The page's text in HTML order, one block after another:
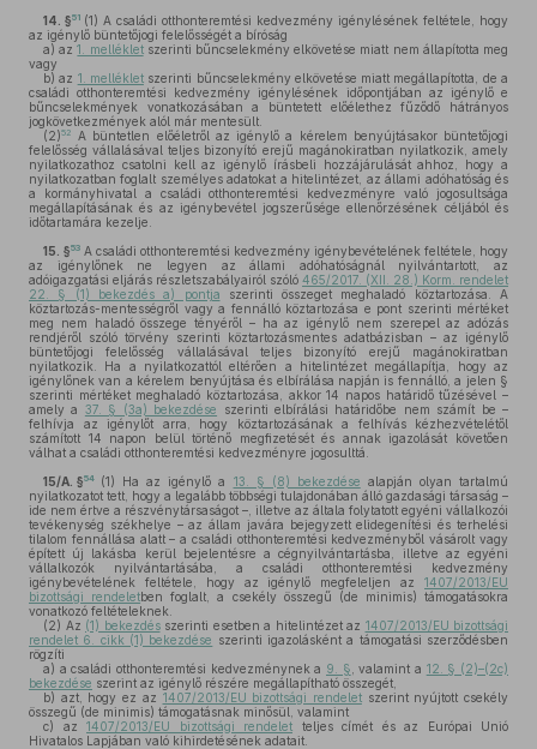
14. §51 (1) A családi otthonteremtési kedvezmény igénylésének feltétele, hogy
az igénylő büntetőjogi felelősségét a bíróság
a) az1. mellékletszerinti bűncselekmény elkövetése miatt nem állapította meg
vagy
b) az 1. mellékletszerinti bűncselekmény elkövetése miatt megállapította, de a
családi otthonteremtési kedvezmény igénylésének időpontjában az igénylő e
bűncselekmények vonatkozásában a büntetett előélethez fűződő hátrányos
jogkövetkezmények alól már mentesült.
(2)52
A büntetlen előéletről az igénylő a kérelem benyújtásakor büntetőjogi
felelősség vállalásával teljes bizonyító erejű magánokiratban nyilatkozik, amely
nyilatkozathoz csatolni kell az igénylő írásbeli hozzájárulását ahhoz, hogy a
nyilatkozatban foglalt személyes adatokat a hitelintézet, az állami adóhatóság és
a kormányhivatal a családi otthonteremtési kedvezményre való jogosultsága
megállapításának és az igénybevétel jogszerűsége ellenőrzésének céljából és
időtartamára kezelje.
15. §53 A családi otthonteremtési kedvezmény igénybevételének feltétele, hogy
az igénylőnek ne legyen az állami adóhatóságnál nyilvántartott, az
adóigazgatási eljárás részletszabályairól szóló 465/2017. (XII. 28.) Korm. rendelet
22. § (1) bekezdés a) pontja szerinti összeget meghaladó köztartozása. A
köztartozás-mentességről vagy a fennálló köztartozása e pont szerinti mértéket
meg nem haladó összege tényéről – ha az igénylő nem szerepel az adózás
rendjéről szóló törvény szerinti köztartozásmentes adatbázisban – az igénylő
büntetőjogi felelősség vállalásával teljes bizonyító erejű magánokiratban
nyilatkozik. Ha a nyilatkozattól eltérően a hitelintézet megállapítja, hogy az
igénylőnek van a kérelem benyújtása és elbírálása napján is fennálló, a jelen §
szerinti mértéket meghaladó köztartozása, akkor 14 napos határidő tűzésével –
amely a 37. § (3a) bekezdése szerinti elbírálási határidőbe nem számít be –
felhívja az igénylőt arra, hogy köztartozásának a felhívás kézhezvételétől
számított 14 napon belül történő megfizetését és annak igazolását követően
válhat a családi otthonteremtési kedvezményre jogosulttá.
15/A. §54 (1) Ha az igénylő a 13. § (8) bekezdése alapján olyan tartalmú
nyilatkozatot tett, hogy a legalább többségi tulajdonában álló gazdasági társaság –
ide nem értve a részvénytársaságot –, illetve az általa folytatott egyéni vállalkozói
tevékenység székhelye – az állam javára bejegyzett elidegenítési és terhelési
tilalom fennállása alatt – a családi otthonteremtési kedvezményből vásárolt vagy
épített új lakásba kerül bejelentésre a cégnyilvántartásba, illetve az egyéni
vállalkozók nyilvántartásába, a családi otthonteremtési kedvezmény
igénybevételének feltétele, hogy az igénylő megfeleljen az 1407/2013/EU
bizottsági rendeletben foglalt, a csekély összegű (de minimis) támogatásokra
vonatkozó feltételeknek.
(2) Az (1) bekezdésszerinti esetben a hitelintézet az 1407/2013/EU bizottsági
rendelet 6. cikk (1) bekezdése szerinti igazolásként a támogatási szerződésben
rögzíti
a) a családi otthonteremtési kedvezménynek a 9. § , valamint a 12. § (2)–(2c)
bekezdése szerint az igénylő részére megállapítható összegét,
b) azt, hogy ez az 1407/2013/EU bizottsági rendeletszerint nyújtott csekély
összegű (de minimis) támogatásnak minősül, valamint
c) az 1407/2013/EU bizottsági rendelet teljes címét és az Európai Unió
Hivatalos Lapjában való kihirdetésének adatait.